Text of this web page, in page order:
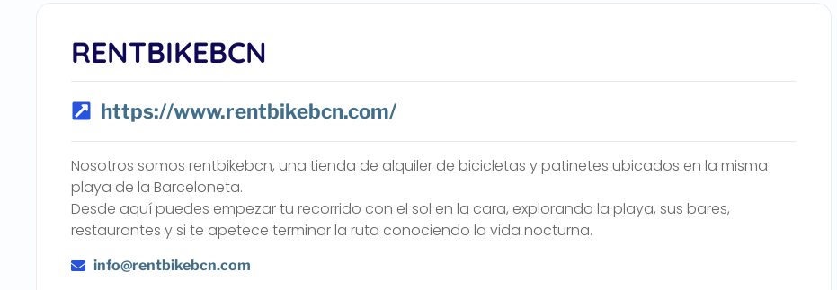
RENTBIKEBCN
https://www.rentbikebcn.com/
Nosotros somos rentbikebcn, una tienda de alquiler de bicicletas y patinetes ubicados en la misma
playa de la Barceloneta.
Desde aquí puedes empezar tu recorrido con el sol en la cara, explorando la playa, sus bares,
restaurantes y si te apetece terminar la ruta conociendo la vida nocturna.
info@rentbikebcn.com